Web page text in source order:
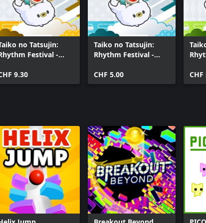
zuzugreifen! Das
zwei Spielern gespielt werden.
für Xbox Series X|S,
no Tatsujin:
Festival -
9.30
Taiko no Tatsujin:
Rhythm Festival -
CHF 5.00
Vol.
CHF